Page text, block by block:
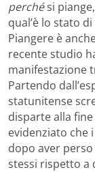
perchési piange,
qual’è lo stato
Piangere è
recente studio
manifestazione
Partendo
statunitense
disparte alla
evidenziato che
dopo aver
stessi rispetto a